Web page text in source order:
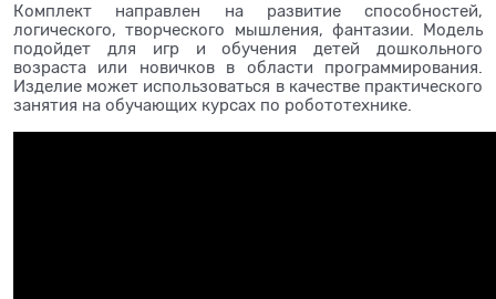
Комплект направлен на развитие способностей,
логического, творческого мышления, фантазии. Модель
подойдет для игр и обучения детей дошкольного
возраста или новичков в области программирования.
Изделие может использоваться в качестве практического
занятия на обучающих курсах по робототехнике.